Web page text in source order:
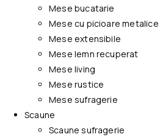
Mese bucatarie
Mese cu picioare metalice
Mese extensibile
Mese lemn recuperat
Mese living
Mese rustice
Mese sufragerie
Scaune
Scaune sufragerie